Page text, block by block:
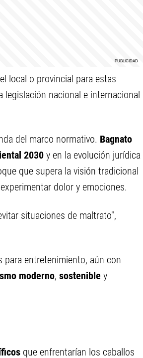
local o provincial para estas
nacional e internacional
del marco normativo. Bagnato
2030 y en la evolución jurídica
que supera la visión tradicional
dolor y emociones.
situaciones de maltrato",
para entretenimiento, aún con
moderno, sostenible y
que enfrentarían los caballos